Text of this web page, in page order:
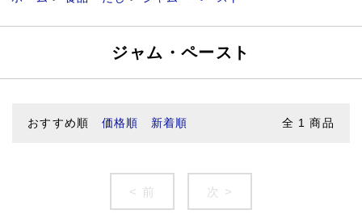
ジャム・ペースト
おすすめ順 価格順 新着順 全 1 商品
< 前 次 >